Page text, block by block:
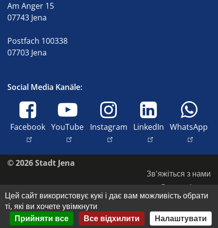
Am Anger 15
07743 Jena
Postfach 100338
07703 Jena
Social Media Kanäle:
Facebook YouTube Instagram LinkedIn WhatsApp
© 2026 Stadt Jena
Зв'яжіться з нами
Доступність
Захист даних
Відбиток
Цей сайт використовує кукі і дає вам можливість обрати
ті, які ви хочете увімкнути
Прийняти все
Все відхилити Налаштувати